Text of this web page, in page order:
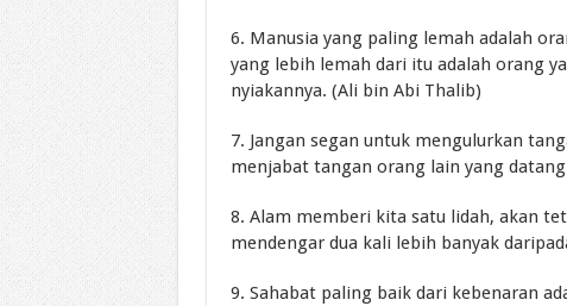
6. Manusia yang paling lemah adalah
yang lebih lemah dari itu adalah orang
nyiakannya. (Ali bin Abi Thalib)
7. Jangan segan untuk mengulurkan
menjabat tangan orang lain yang datang
8. Alam memberi kita satu lidah, akan
mendengar dua kali lebih banyak
9. Sahabat paling baik dari kebenaran